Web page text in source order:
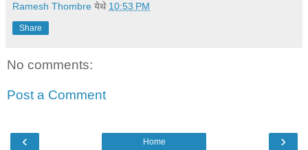
Ramesh Thombre येथे 10:53 PM
Share
No comments:
Post a Comment
‹ ›
Home